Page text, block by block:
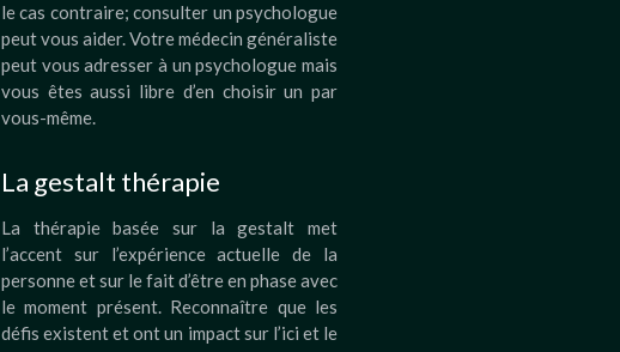
le cas contraire; consulter un psychologue
peut vous aider. Votre médecin généraliste
peut vous adresser à un psychologue mais
vous êtes aussi libre d’en choisir un par
vous-même.
La gestalt thérapie
La thérapie basée sur la gestalt met
l’accent sur l’expérience actuelle de la
personne et sur le fait d’être en phase avec
le moment présent. Reconnaître que les
défis existent et ont un impact sur l’ici et le